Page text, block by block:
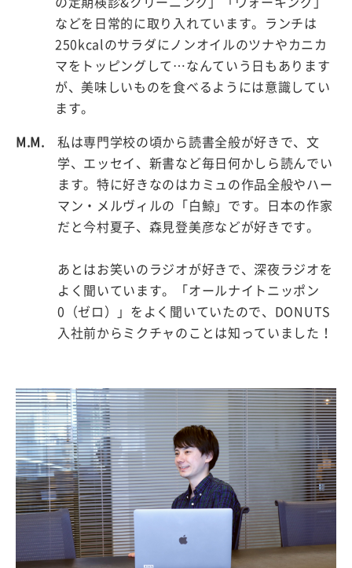
などを日常的に取り入れています。ランチは
250kcalのサラダにノンオイルのツナやカニカ
マをトッピングして…なんていう日もあります
が、美味しいものを食べるようには意識してい
ます。
M.M.
私は専門学校の頃から読書全般が好きで、文
学、エッセイ、新書など毎日何かしら読んでい
ます。特に好きなのはカミュの作品全般やハー
マン・メルヴィルの「白鯨」です。日本の作家
だと今村夏子、森見登美彦などが好きです。
あとはお笑いのラジオが好きで、深夜ラジオを
よく聞いています。「オールナイトニッポン
0（ゼロ）」をよく聞いていたので、DONUTS
入社前からミクチャのことは知っていました！